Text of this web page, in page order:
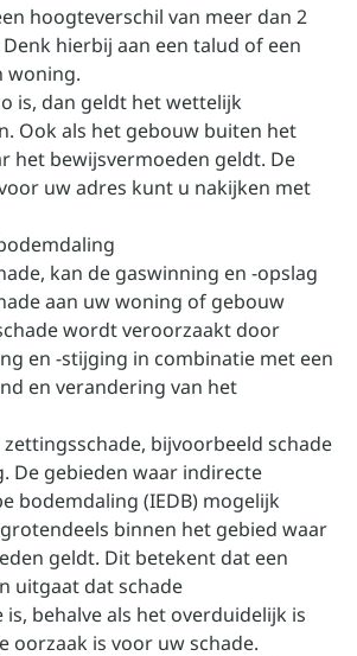
hoogteverschil van meer dan 2
hierbij aan een talud of een
woning.
is, dan geldt het wettelijk
Ook als het gebouw buiten het
het bewijsvermoeden geldt. De
uw adres kunt u nakijken met
kan de gaswinning en -opslag
aan uw woning of gebouw
wordt veroorzaakt door
en -stijging in combinatie met een
en verandering van het
bijvoorbeeld schade
De gebieden waar indirecte
bodemdaling (IEDB) mogelijk
binnen het gebied waar
geldt. Dit betekent dat een
uitgaat dat schade
behalve als het overduidelijk is
oorzaak is voor uw schade.